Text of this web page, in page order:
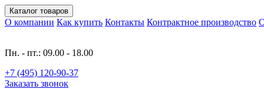
Каталог товаров
О компании Как купить Контакты Контрактное производство
Пн. - пт.: 09.00 - 18.00
+7 (495) 120-90-37
Заказать звонок